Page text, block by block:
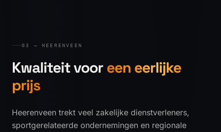
03 — HEERENVEEN
Kwaliteit voor een eerlijke
prijs
Heerenveen trekt veel zakelijke dienstverleners,
sportgerelateerde ondernemingen en regionale